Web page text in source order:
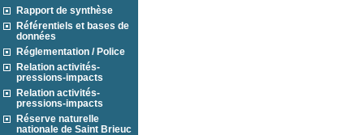
Rapport de synthèse
Référentiels et bases de
données
Réglementation / Police
Relation activités-
pressions-impacts
Relation activités-
pressions-impacts
Réserve naturelle
nationale de Saint Brieuc